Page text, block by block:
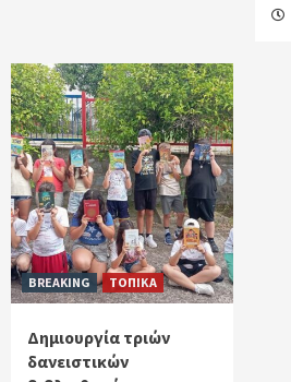
BREAKING ΤΟΠΙΚΑ
Δημιουργία τριών
δανειστικών